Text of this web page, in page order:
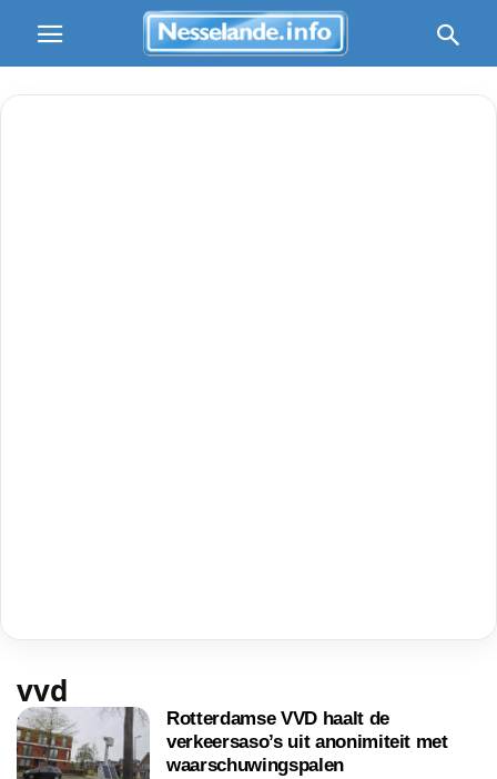
vvd
Rotterdamse VVD haalt de
verkeersaso’s uit anonimiteit met
waarschuwingspalen